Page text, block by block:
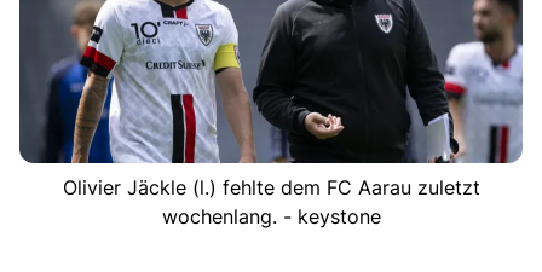
Olivier Jäckle (l.) fehlte dem FC Aarau zuletzt
wochenlang. - keystone